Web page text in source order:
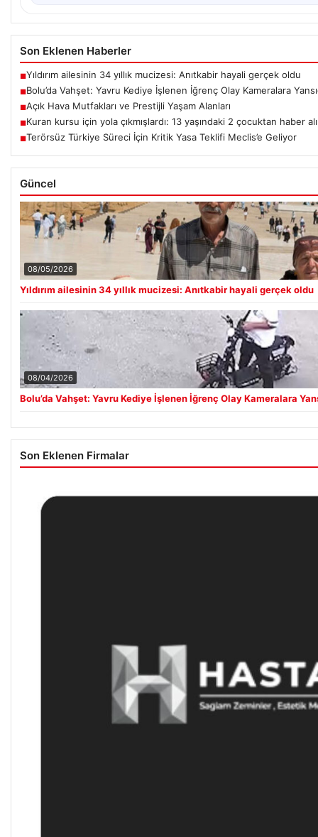
Son Eklenen Haberler
■Yıldırım ailesinin 34 yıllık mucizesi: Anıtkabir hayali gerçek oldu
■Bolu’da Vahşet: Yavru Kediye İşlenen İğrenç Olay Kameralara
■Açık Hava Mutfakları ve Prestijli Yaşam Alanları
■Kuran kursu için yola çıkmışlardı: 13 yaşındaki 2 çocuktan haber
■Terörsüz Türkiye Süreci İçin Kritik Yasa Teklifi Meclis’e Geliyor
Güncel
08/05/2026
Yıldırım ailesinin 34 yıllık mucizesi: Anıtkabir hayali gerçek oldu
08/04/2026
Bolu’da Vahşet: Yavru Kediye İşlenen İğrenç Olay Kameralara
Son Eklenen Firmalar